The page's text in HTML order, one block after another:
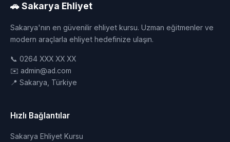
🚗 Sakarya Ehliyet
Sakarya'nın en güvenilir ehliyet kursu. Uzman eğitmenler ve
modern araçlarla ehliyet hedefinize ulaşın.
📞 0264 XXX XX XX
✉️ admin@ad.com
📍 Sakarya, Türkiye
Hızlı Bağlantılar
Sakarya Ehliyet Kursu